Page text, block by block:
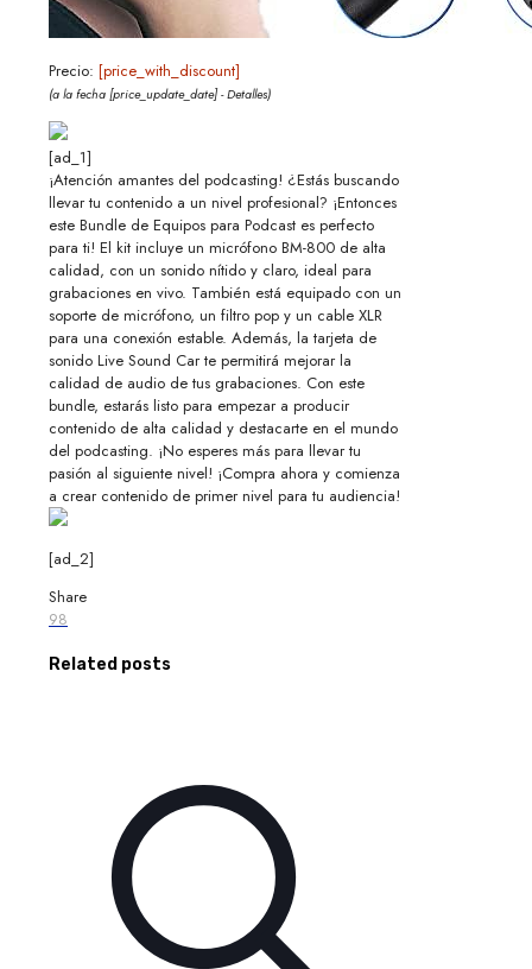
Precio: [price_with_discount]
(a la fecha [price_update_date] -Detalles)
[ad_1]
¡Atención amantes del podcasting! ¿Estás buscando
llevar tu contenido a un nivel profesional? ¡Entonces
este Bundle de Equipos para Podcast es perfecto
para ti! El kit incluye un micrófono BM-800 de alta
calidad, con un sonido nítido y claro, ideal para
grabaciones en vivo. También está equipado con un
soporte de micrófono, un filtro pop y un cable XLR
para una conexión estable. Además, la tarjeta de
sonido Live Sound Car te permitirá mejorar la
calidad de audio de tus grabaciones. Con este
bundle, estarás listo para empezar a producir
contenido de alta calidad y destacarte en el mundo
del podcasting. ¡No esperes más para llevar tu
pasión al siguiente nivel! ¡Compra ahora y comienza
a crear contenido de primer nivel para tu audiencia!
[ad_2]
Share
98
Related posts